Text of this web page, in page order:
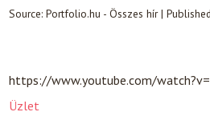
Source:Portfolio.hu - Összes hír|
https://www.youtube.com/
Üzlet